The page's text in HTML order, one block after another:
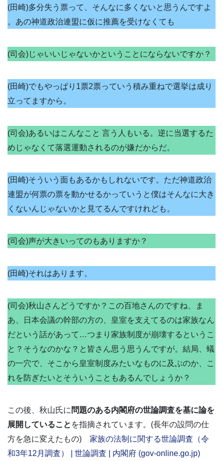
(田崎)多分失う票って、そんなに多くないと思うんですよ
。あの神道政治連盟に仮に推薦を受けなくても
(司会)じゃいいじゃないかということにならないですか？
(田崎)でもやっぱり1票2票っていう積み重ねで選挙は成り
立ってますから。
(司会)あるいはこんなこと 言う人もいる。逆に当選するた
めじゃなくて落選運動されるのが嫌だからだ。
(田崎)そういう面もあるかもしれないです。ただ神道政治
連盟が何票の票を動かせるかっていうと僕はそんなに大き
くないんじゃないかと見てるんですけれども。
(司会)声が大きいってのもありますか？
(田崎)それはあります。
(司会)秋山さんどうですか？この百地さんのですね、ま
あ、日本会議の幹部の方の、皇室を支えてるのは家族なん
だという話があって…つまり家族制度が崩壊するというこ
と？そうなのかな？と皆さん思う思うんですが。結局、蟻
の一穴で、そこから皇室制度みたいなものに及ぶのか、こ
れを防ぎたいとそういうこともあるんでしょうか？
この後、秋山氏に 問題のある内閣府の世論調査を基に論を
展開していること を指摘されています。(長年の設問の仕
方を急に変えたもの) 家族の法制に関する世論調査（令
和3年12月調査） | 世論調査 | 内閣府 (gov-online.go.jp)